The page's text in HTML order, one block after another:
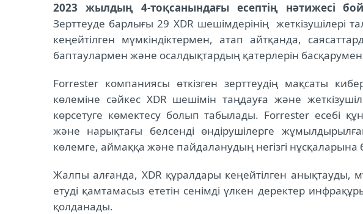
2023 жылдың 4-тоқсанындағы есептің нәтижесі
Зерттеуде барлығы 29 XDR шешімдерінің жеткізушілері
кеңейтілген мүмкіндіктермен, атап айтқанда,
баптаулармен және осалдықтардың қатерлерін
Forrester компаниясы өткізген зерттеудің мақсаты
көлеміне сәйкес XDR шешімін таңдауға және
көрсетуге көмектесу болып табылады. Forrester есебі
және нарықтағы белсенді өндірушілерге
көлемге, аймаққа және пайдаланудың негізгі
Жалпы алғанда, XDR құралдары кеңейтілген анықтауды,
етуді қамтамасыз ететін сенімді үлкен деректер
қолданады.